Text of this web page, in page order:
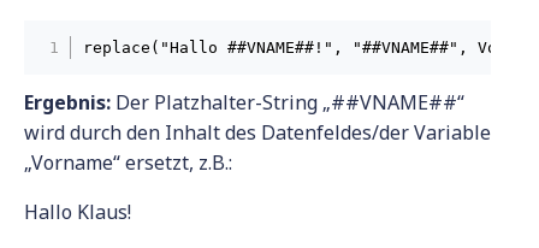
replace("Hallo ##VNAME##!", "##VNAME##",
Ergebnis: Der Platzhalter-String „##VNAME##“
wird durch den Inhalt des Datenfeldes/der Variable
„Vorname“ ersetzt, z.B.:
Hallo Klaus!